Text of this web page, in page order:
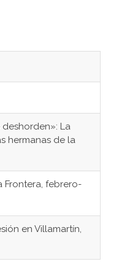
La
hermanas de la
Frontera, febrero-
en Villamartín,